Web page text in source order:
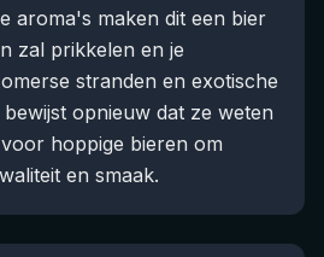
aroma's maken dit een bier
zal prikkelen en je
stranden en exotische
opnieuw dat ze weten
hoppige bieren om
en smaak.